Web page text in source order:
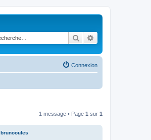
Rechercher
Connexion
1 message • Page 1 sur 1
brunooules